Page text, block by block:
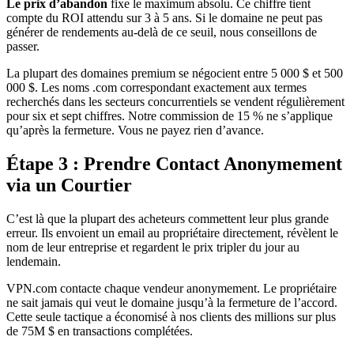
Le prix d’abandon fixe le maximum absolu. Ce chiffre tient
compte du ROI attendu sur 3 à 5 ans. Si le domaine ne peut pas
générer de rendements au-delà de ce seuil, nous conseillons de
passer.
La plupart des domaines premium se négocient entre 5 000 $ et 500
000 $. Les noms .com correspondant exactement aux termes
recherchés dans les secteurs concurrentiels se vendent régulièrement
pour six et sept chiffres. Notre commission de 15 % ne s’applique
qu’après la fermeture. Vous ne payez rien d’avance.
Étape 3 : Prendre Contact Anonymement
via un Courtier
C’est là que la plupart des acheteurs commettent leur plus grande
erreur. Ils envoient un email au propriétaire directement, révèlent le
nom de leur entreprise et regardent le prix tripler du jour au
lendemain.
VPN.com contacte chaque vendeur anonymement. Le propriétaire
ne sait jamais qui veut le domaine jusqu’à la fermeture de l’accord.
Cette seule tactique a économisé à nos clients des millions sur plus
de 75M $ en transactions complétées.